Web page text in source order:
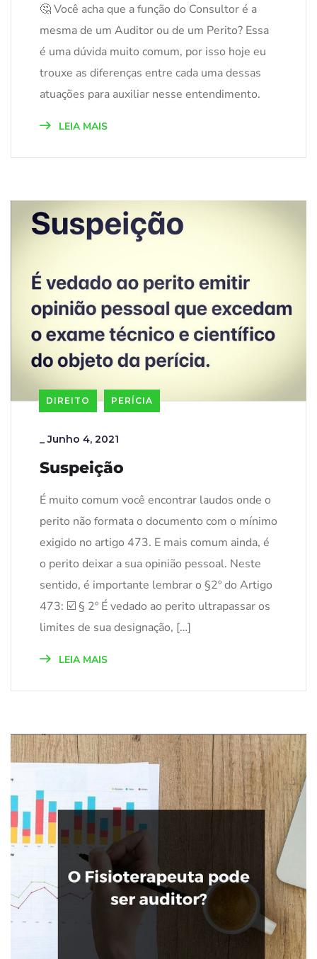
🤔 Você acha que a função do Consultor é a
mesma de um Auditor ou de um Perito? Essa
é uma dúvida muito comum, por isso hoje eu
trouxe as diferenças entre cada uma dessas
atuações para auxiliar nesse entendimento.
LEIA MAIS
DIREITO PERÍCIA
_Junho 4, 2021
Suspeição
É muito comum você encontrar laudos onde o
perito não formata o documento com o mínimo
exigido no artigo 473. E mais comum ainda, é
o perito deixar a sua opinião pessoal. Neste
sentido, é importante lembrar o §2º do Artigo
473: ☑️ § 2º É vedado ao perito ultrapassar os
limites de sua designação, […]
LEIA MAIS